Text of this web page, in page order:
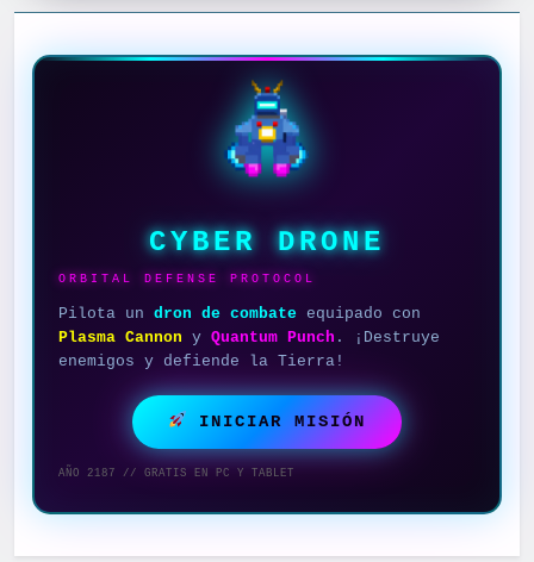
CYBER DRONE
ORBITAL DEFENSE PROTOCOL
Pilota un dron de combate equipado con
Plasma Cannon y Quantum Punch . ¡Destruye
enemigos y defiende la Tierra!
INICIAR MISIÓN
AÑO 2187 // GRATIS EN PC Y TABLET